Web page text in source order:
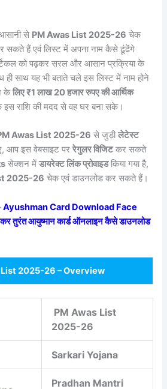
से PM Awas List 2025-26 चेक
सकते हैं एवं लिस्ट में अपना नाम कैसे ढूंढेंगे
को पढ़कर सरल और आसान प्रक्रिया के
साथ यह भी बताते चले इस लिस्ट में नाम होने
केलिए ₹1 लाख 20 हजार रुपए की आर्थिक
इस राशि की मदद से वह घर बना सके।
Awas List 2025-26 से जुड़ीलेटेस्ट
आप इस वेबसाइट पररेगुलर विजिटकर सकते
सेक्शन मेंडायरेक्ट लिंक प्रोवाइडकिया गया है,
2025-26 चेक एवं डाउनलोड कर सकते हैं।
Ayushman Card Download Face
तुरंत आयुष्मान कार्ड ऑनलाइन कैसे डाउनलोड
List 2025-26 – Overview
PM Awas List
2025-26
Sarkari Yojana
Pradhan Mantri